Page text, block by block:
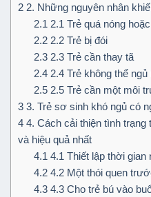
2 2. Những nguyên nhân
2.1 2.1 Trẻ quá nóng
2.22.2 Trẻ bị đói
2.32.3 Trẻ cần thay tã
2.42.4 Trẻ không thể ngủ
2.52.5 Trẻ cần một môi
3 3. Trẻ sơ sinh khó ngủ có
4 4. Cách cải thiện tình
và hiệu quả nhất
4.1 4.1 Thiết lập thời gian
4.24.2 Một thói quen
4.34.3 Cho trẻ bú vào